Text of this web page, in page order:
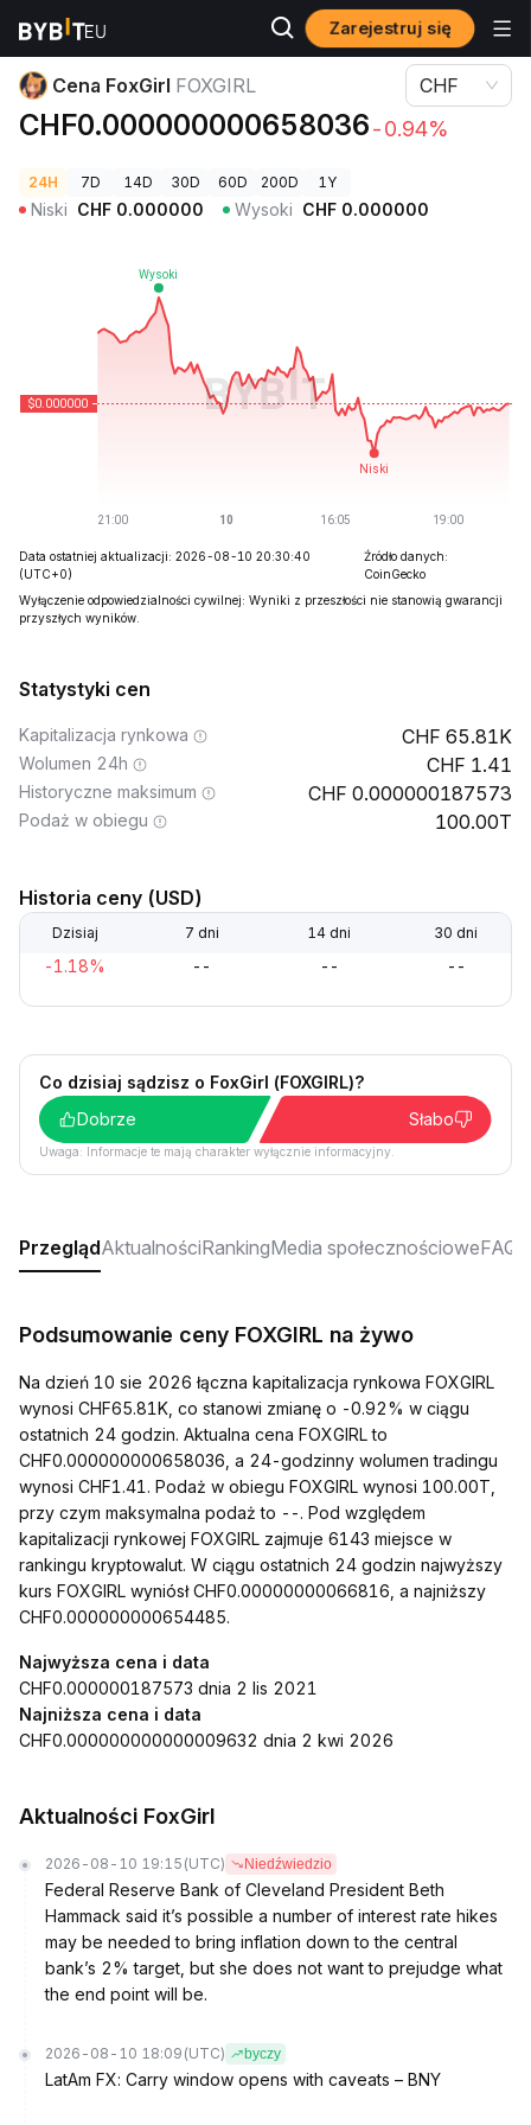
Zarejestruj się
Ceny kryptowalut Cena FoxGirl FOXGIRL
Cena FoxGirl FOXGIRL
CHF0.000000000658036-0.94%
CHF
24H 7D 14D 30D 60D 200D 1Y
Niski CHF 0.000000 Wysoki CHF 0.000000
Data ostatniej aktualizacji: 2026-08-10 20:30:40
(UTC+0)
Źródło danych:
CoinGecko
Wyłączenie odpowiedzialności cywilnej: Wyniki z przeszłości nie stanowią gwarancji
przyszłych wyników.
Statystyki cen
Kapitalizacja rynkowa 65.81K
Wolumen 24h 1.41
Historyczne maksimum 0.000000187573
Podaż w obiegu 100.00T
Historia ceny (USD)
Dzisiaj 7 dni 14 dni 30 dni
-1.18% -- -- --
Co dzisiaj sądzisz o FoxGirl (FOXGIRL)?
Dobrze
Słabo
Uwaga: Informacje te mają charakter wyłącznie informacyjny.
PrzeglądAktualnościRankingMedia społecznościoweFAQ
Podsumowanie ceny FOXGIRL na żywo
Na dzień 10 sie 2026 łączna kapitalizacja rynkowa FOXGIRL
wynosi CHF65.81K, co stanowi zmianę o -0.92% w ciągu
ostatnich 24 godzin. Aktualna cena FOXGIRL to
CHF0.000000000658036, a 24-godzinny wolumen tradingu
wynosi CHF1.41. Podaż w obiegu FOXGIRL wynosi 100.00T,
przy czym maksymalna podaż to --. Pod względem
kapitalizacji rynkowej FOXGIRL zajmuje 6143 miejsce w
rankingu kryptowalut. W ciągu ostatnich 24 godzin najwyższy
kurs FOXGIRL wyniósł CHF0.00000000066816, a najniższy
CHF0.000000000654485.
Najwyższa cena i data
CHF0.000000187573 dnia 2 lis 2021
Najniższa cena i data
CHF0.000000000000009632 dnia 2 kwi 2026
Aktualności FoxGirl
2026-08-10 19:15 (UTC) Niedźwiedzio
Federal Reserve Bank of Cleveland President Beth
Hammack said it’s possible a number of interest rate hikes
may be needed to bring inflation down to the central
bank’s 2% target, but she does not want to prejudge what
the end point will be.
2026-08-10 18:09 (UTC) byczy
LatAm FX: Carry window opens with caveats – BNY